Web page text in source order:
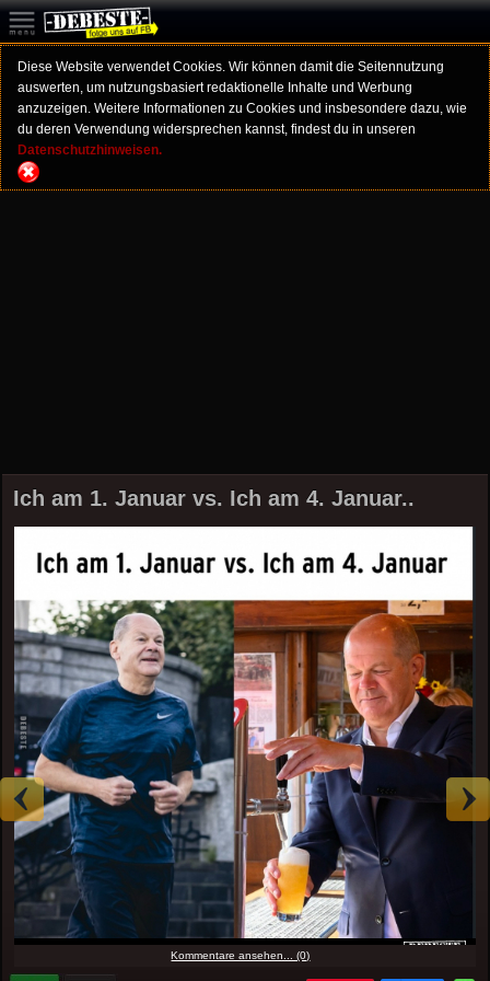
Diese Website verwendet Cookies. Wir können damit die Seitennutzung
auswerten, um nutzungsbasiert redaktionelle Inhalte und Werbung
anzuzeigen. Weitere Informationen zu Cookies und insbesondere dazu, wie
du deren Verwendung widersprechen kannst, findest du in unseren
Datenschutzhinweisen.
Ich am 1. Januar vs. Ich am 4. Januar..
Kommentare ansehen... (0)